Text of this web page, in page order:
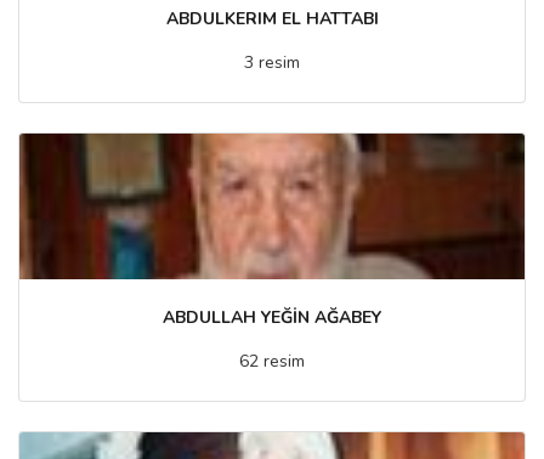
ABDULKERIM EL HATTABI
3 resim
ABDULLAH YEĞİN AĞABEY
62 resim